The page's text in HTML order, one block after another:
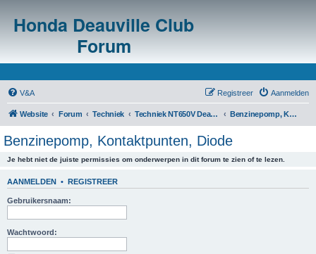
Honda Deauville Club
Forum
V&A Aanmelden
Registreer
Website Forum Techniek Techniek NT650V Deauville Benzinepomp, Kontaktpunten, Diode
Benzinepomp, Kontaktpunten, Diode
Je hebt niet de juiste permissies om onderwerpen in dit forum te zien of te lezen.
AANMELDEN • REGISTREER
Gebruikersnaam:
Wachtwoord: